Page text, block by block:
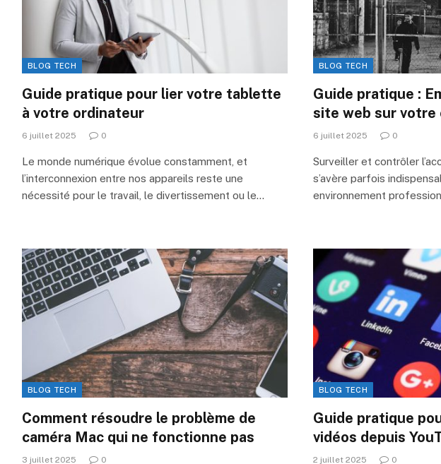
BLOG TECH
Guide pratique pour lier votre tablette
à votre ordinateur
6 juillet 2025 0
Le monde numérique évolue constamment, et
l’interconnexion entre nos appareils reste une
nécessité pour le travail, le divertissement ou le…
BLOG TECH
Guide pratique :
site web sur votre
6 juillet 2025 0
Surveiller et contrôler
s’avère parfois
environnement
BLOG TECH
Comment résoudre le problème de
caméra Mac qui ne fonctionne pas
3 juillet 2025 0
BLOG TECH
Guide pratique
vidéos depuis
2 juillet 2025 0